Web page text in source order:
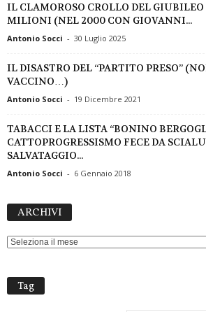
IL CLAMOROSO CROLLO DEL
MILIONI (NEL 2000 CON GIOVANNI...
Antonio Socci - 30 Luglio 2025
IL DISASTRO DEL “PARTITO PRESO”
VACCINO…)
Antonio Socci - 19 Dicembre 2021
TABACCI E LA LISTA “BONINO
CATTOPROGRESSISMO FECE DA
SALVATAGGIO...
Antonio Socci - 6 Gennaio 2018
ARCHIVI
Tag